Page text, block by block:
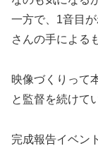
一方で、1音目
さんの手による
映像づくりって
と監督を続けて
完成報告イベン